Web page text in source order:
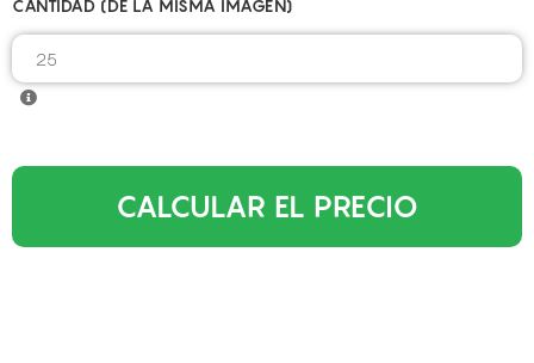
CANTIDAD (DE LA MISMA IMAGEN)
CALCULAR EL PRECIO